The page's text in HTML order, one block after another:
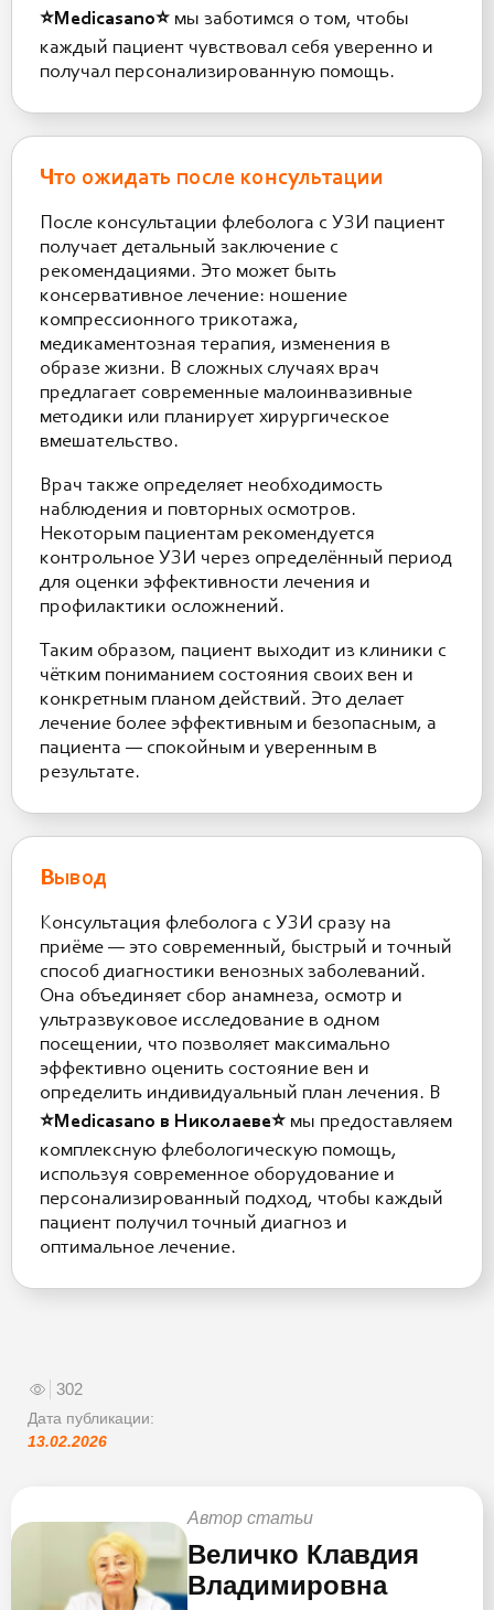
⭐️Medicasano⭐️ мы заботимся о том, чтобы
каждый пациент чувствовал себя уверенно и
получал персонализированную помощь.
Что ожидать после консультации
После консультации флеболога с УЗИ пациент
получает детальный заключение с
рекомендациями. Это может быть
консервативное лечение: ношение
компрессионного трикотажа,
медикаментозная терапия, изменения в
образе жизни. В сложных случаях врач
предлагает современные малоинвазивные
методики или планирует хирургическое
вмешательство.
Врач также определяет необходимость
наблюдения и повторных осмотров.
Некоторым пациентам рекомендуется
контрольное УЗИ через определённый период
для оценки эффективности лечения и
профилактики осложнений.
Таким образом, пациент выходит из клиники с
чётким пониманием состояния своих вен и
конкретным планом действий. Это делает
лечение более эффективным и безопасным, а
пациента — спокойным и уверенным в
результате.
Вывод
Консультация флеболога с УЗИ сразу на
приёме — это современный, быстрый и точный
способ диагностики венозных заболеваний.
Она объединяет сбор анамнеза, осмотр и
ультразвуковое исследование в одном
посещении, что позволяет максимально
эффективно оценить состояние вен и
определить индивидуальный план лечения. В
⭐️Medicasano в Николаеве⭐️ мы предоставляем
комплексную флебологическую помощь,
используя современное оборудование и
персонализированный подход, чтобы каждый
пациент получил точный диагноз и
оптимальное лечение.
302
Дата публикации:
13.02.2026
Автор статьи
Величко Клавдия
Владимировна